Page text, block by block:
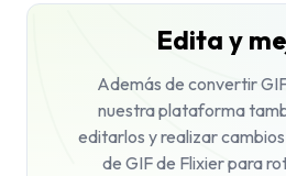
Edita y
Además de convertir
nuestra plataforma
editarlos y realizar
de GIF de Flixier para